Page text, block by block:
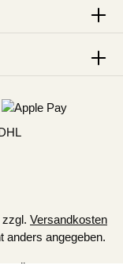
Versandkosten
anders angegeben.